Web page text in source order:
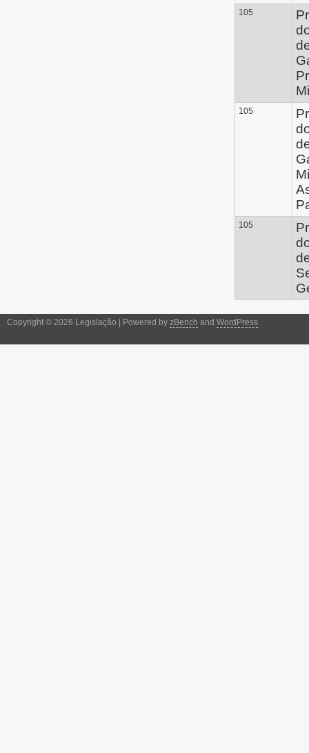
105
105
105
Copyright © 2026 Legislação | Powered by zBench and WordPress